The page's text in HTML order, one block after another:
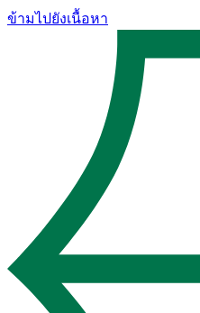
ข้ามไปยังเนื้อหา